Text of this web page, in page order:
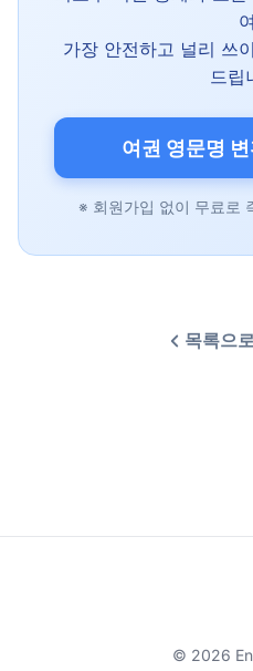
여
가장 안전하고 널리 쓰
드립
여권 영문명
※ 회원가입 없이 무료로
목록으
© 2026